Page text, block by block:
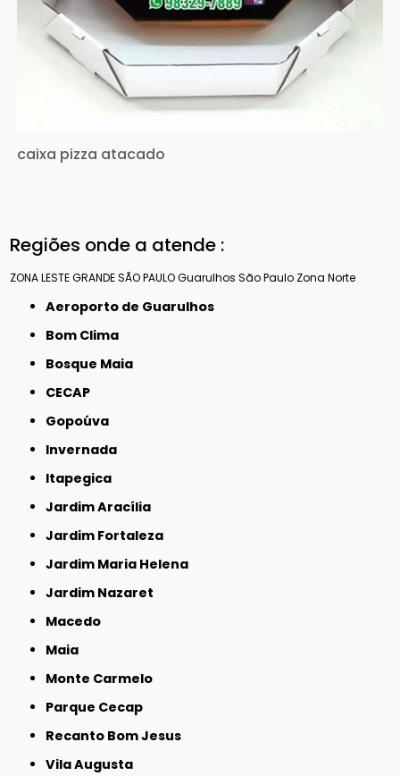
caixa pizza atacado
Regiões onde a atende :
ZONA LESTEGRANDE SÃO PAULOGuarulhos São Paulo Zona Norte
Aeroporto de Guarulhos
Bom Clima
Bosque Maia
CECAP
Gopoúva
Invernada
Itapegica
Jardim Aracília
Jardim Fortaleza
Jardim Maria Helena
Jardim Nazaret
Macedo
Maia
Monte Carmelo
Parque Cecap
Recanto Bom Jesus
Vila Augusta